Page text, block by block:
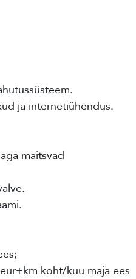
ja internetiühendus.
maitsvad
koht/kuu maja ees